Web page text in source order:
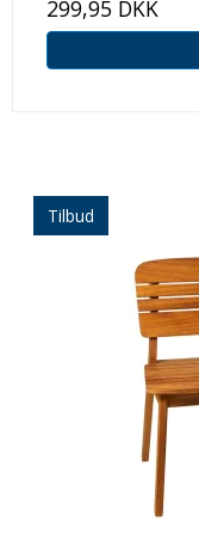
299,95 DKK
Tilbud